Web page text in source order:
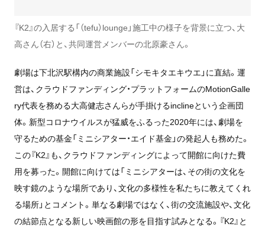
『K2』の入居する「（tefu）lounge」施工中の様子を背景に立つ、大
高さん（右）と、共同運営メンバーの北原豪さん。
劇場は下北沢駅構内の商業施設「シモキタエキウエ」に直結。運
営は、クラウドファンディング・プラットフォームのMotionGalle
ry代表を務める大高健志さんらが手掛けるinclineという企画団
体。新型コロナウイルスが猛威をふるった2020年には、劇場を
守るための基金「ミニシアター・エイド基金」の発起人も務めた。
この『K2』も、クラウドファンディングによって開館に向けた費
用を募った。開館に向けては「ミニシアターは、その街の文化を
映す鏡のような場所であり、文化の多様性を私たちに教えてくれ
る場所」とコメント。単なる劇場ではなく、街の交流施設や、文化
の結節点となる新しい映画館の形を目指す試みとなる。『K2』と